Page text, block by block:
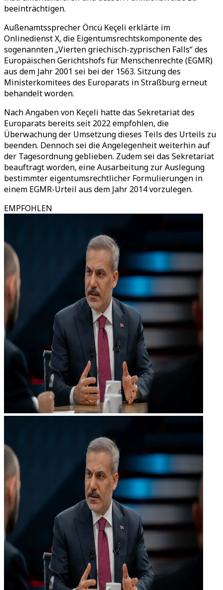
beeinträchtigen.
Außenamtssprecher Öncü Keçeli erklärte im
Onlinedienst X, die Eigentumsrechtskomponente des
sogenannten „Vierten griechisch-zyprischen Falls“ des
Europäischen Gerichtshofs für Menschenrechte (EGMR)
aus dem Jahr 2001 sei bei der 1563. Sitzung des
Ministerkomitees des Europarats in Straßburg erneut
behandelt worden.
Nach Angaben von Keçeli hatte das Sekretariat des
Europarats bereits seit 2022 empfohlen, die
Überwachung der Umsetzung dieses Teils des Urteils zu
beenden. Dennoch sei die Angelegenheit weiterhin auf
der Tagesordnung geblieben. Zudem sei das Sekretariat
beauftragt worden, eine Ausarbeitung zur Auslegung
bestimmter eigentumsrechtlicher Formulierungen in
einem EGMR-Urteil aus dem Jahr 2014 vorzulegen.
EMPFOHLEN